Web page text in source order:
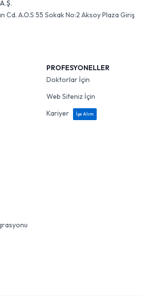
Cd. A.O.S 55 Sokak No:2 Aksoy Plaza Giriş
PROFESYONELLER
Doktorlar İçin
Web Siteniz İçin
Kariyer
İşe Alım